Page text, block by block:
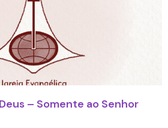
– Somente ao Senhor